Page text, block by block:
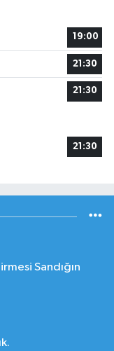
19:00
21:30
21:30
21:30
Sandığın